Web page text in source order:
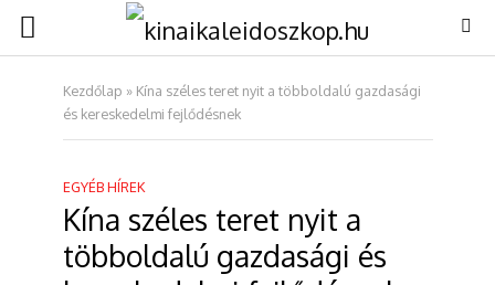
Kezdőlap » Kína széles teret nyit a többoldalú gazdasági
és kereskedelmi fejlődésnek
EGYÉB HÍREK
Kína széles teret nyit a
többoldalú gazdasági és